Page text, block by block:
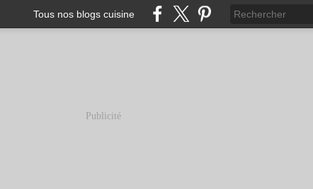
Tous nos blogs cuisine
Publicité